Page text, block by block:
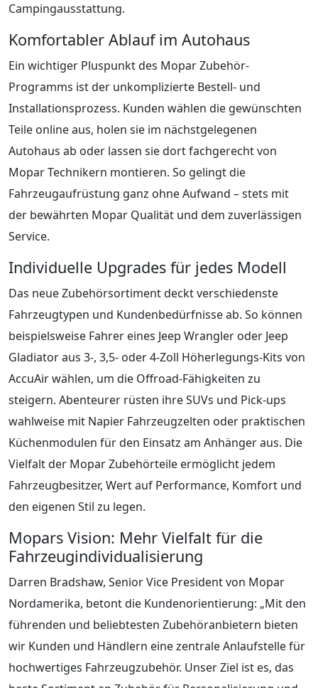
Campingausstattung.
Komfortabler Ablauf im Autohaus
Ein wichtiger Pluspunkt des Mopar Zubehör-
Programms ist der unkomplizierte Bestell- und
Installationsprozess. Kunden wählen die gewünschten
Teile online aus, holen sie im nächstgelegenen
Autohaus ab oder lassen sie dort fachgerecht von
Mopar Technikern montieren. So gelingt die
Fahrzeugaufrüstung ganz ohne Aufwand – stets mit
der bewährten Mopar Qualität und dem zuverlässigen
Service.
Individuelle Upgrades für jedes Modell
Das neue Zubehörsortiment deckt verschiedenste
Fahrzeugtypen und Kundenbedürfnisse ab. So können
beispielsweise Fahrer eines Jeep Wrangler oder Jeep
Gladiator aus 3-, 3,5- oder 4-Zoll Höherlegungs-Kits von
AccuAir wählen, um die Offroad-Fähigkeiten zu
steigern. Abenteurer rüsten ihre SUVs und Pick-ups
wahlweise mit Napier Fahrzeugzelten oder praktischen
Küchenmodulen für den Einsatz am Anhänger aus. Die
Vielfalt der Mopar Zubehörteile ermöglicht jedem
Fahrzeugbesitzer, Wert auf Performance, Komfort und
den eigenen Stil zu legen.
Mopars Vision: Mehr Vielfalt für die
Fahrzeugindividualisierung
Darren Bradshaw, Senior Vice President von Mopar
Nordamerika, betont die Kundenorientierung: „Mit den
führenden und beliebtesten Zubehöranbietern bieten
wir Kunden und Händlern eine zentrale Anlaufstelle für
hochwertiges Fahrzeugzubehör. Unser Ziel ist es, das